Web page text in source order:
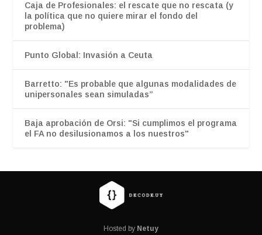
Caja de Profesionales: el rescate que no rescata (y
la política que no quiere mirar el fondo del
problema)
Punto Global: Invasión a Ceuta
Barretto: "Es probable que algunas modalidades de
unipersonales sean simuladas”
Baja aprobación de Orsi: "Si cumplimos el programa
el FA no desilusionamos a los nuestros"
Hosted by Netuy